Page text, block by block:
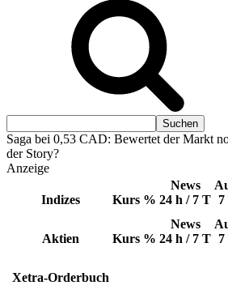
Saga bei 0,53 CAD: Bewertet der Markt
der Story?
Anzeige
Indizes Kurs %
News
24 h / 7 T 7
Aktien Kurs %
News
24 h / 7 T 7
Xetra-Orderbuch